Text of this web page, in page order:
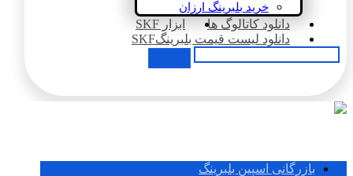
خرید بلبرینگ ارزان
دانلود کاتالوگ ها
ابزار SKF
دانلود لیست قیمت بلبرینگSKF
بازرگانی اسپین بلبرینگ